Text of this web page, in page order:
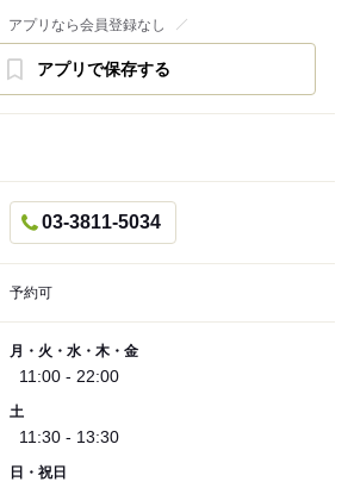
アプリなら会員登録なし
アプリで保存する
03-3811-5034
予約可
月・火・水・木・金
11:00 - 22:00
土
11:30 - 13:30
日・祝日